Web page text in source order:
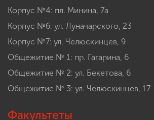
Корпус №4: пл. Минина, 7а
Корпус №6: ул. Луначарского, 23
Корпус №7: ул. Челюскинцев, 9
Общежитие № 1: пр. Гагарина, 6
Общежитие № 2: ул. Бекетова, 6
Общежитие № 3: ул. Челюскинцев, 17
Факультеты